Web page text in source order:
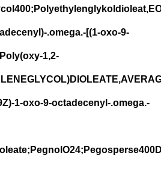
.omega.-[(1-oxo-9-
1,2-
1-oxo-9-octadecenyl-.omega.-